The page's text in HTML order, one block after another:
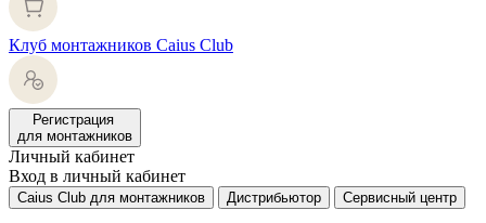
Клуб монтажников Caius Club
Регистрация
для монтажников
Личный кабинет
Вход в личный кабинет
Caius Club для монтажников Дистрибьютор Сервисный центр